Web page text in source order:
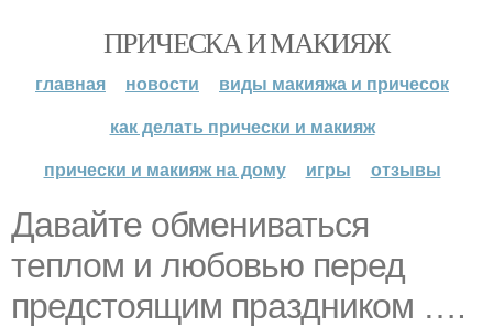
ПРИЧЕСКА И МАКИЯЖ
главная новости
виды макияжа и причесок
как делать прически и макияж
прически и макияж на дому
игры отзывы
Давайте обмениваться
теплом и любовью перед
предстоящим праздником ….